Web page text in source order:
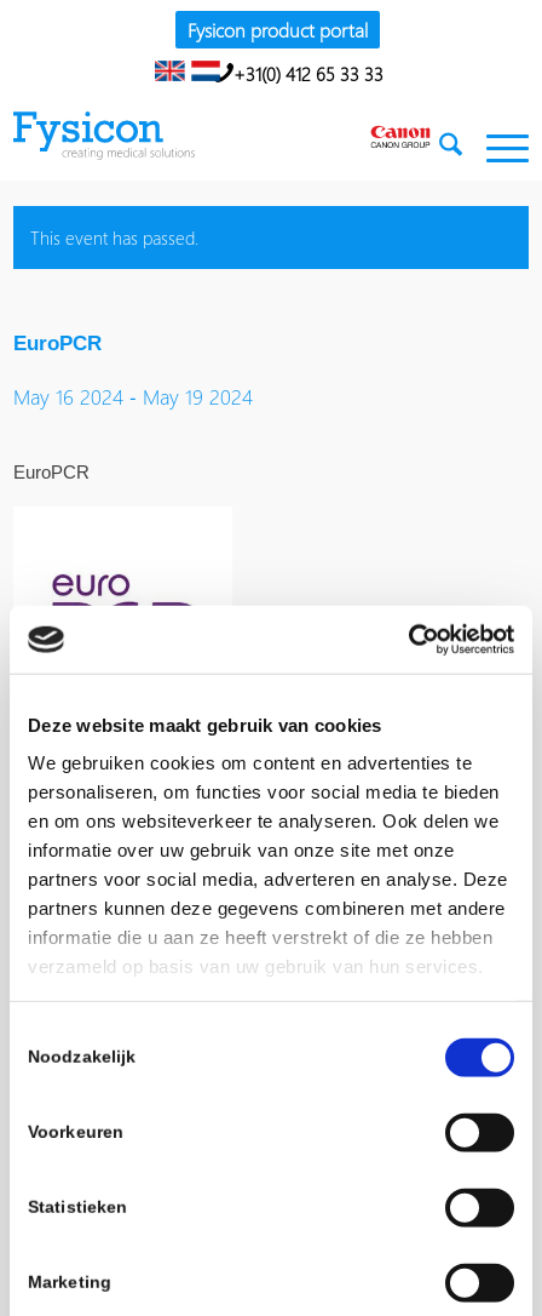
Deze website maakt gebruik van cookies
We gebruiken cookies om content en advertenties te
personaliseren, om functies voor social media te bieden
en om ons websiteverkeer te analyseren. Ook delen we
informatie over uw gebruik van onze site met onze
partners voor social media, adverteren en analyse. Deze
partners kunnen deze gegevens combineren met andere
informatie die u aan ze heeft verstrekt of die ze hebben
verzameld op basis van uw gebruik van hun services.
Noodzakelijk
Voorkeuren
Statistieken
Marketing
Fysicon product portal
+31(0) 412 65 33 33
This event has passed.
EuroPCR
May 16 2024 - May 19 2024
EuroPCR
May 16-19 2024
Paris, France
https://eu.medical.canon/events_calendar/europcr
Details
Start:
May 16 2024
May 19 2024